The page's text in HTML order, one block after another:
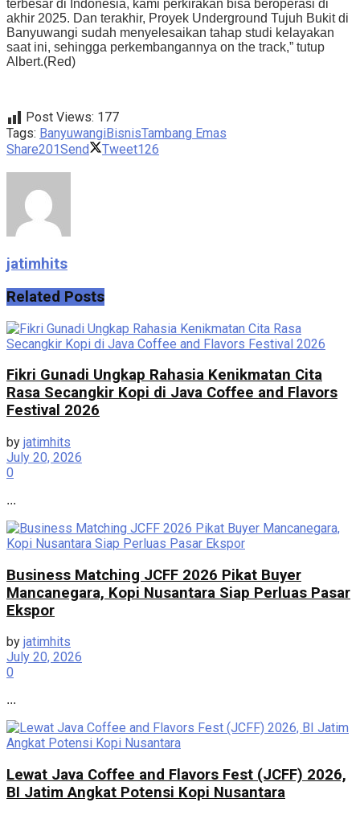
terbesar di Indonesia, kami perkirakan bisa beroperasi di
akhir 2025. Dan terakhir, Proyek Underground Tujuh Bukit di
Banyuwangi sudah menyelesaikan tahap studi kelayakan
saat ini, sehingga perkembangannya on the track,” tutup
Albert.(Red)
Post Views: 177
Tags: BanyuwangiBisnisTambang Emas
Share201Send Tweet126
jatimhits
Related Posts
Fikri Gunadi Ungkap Rahasia Kenikmatan Cita
Rasa Secangkir Kopi di Java Coffee and Flavors
Festival 2026
by jatimhits
July 20, 2026
0
...
Business Matching JCFF 2026 Pikat Buyer
Mancanegara, Kopi Nusantara Siap Perluas Pasar
Ekspor
by jatimhits
July 20, 2026
0
...
Lewat Java Coffee and Flavors Fest (JCFF) 2026,
BI Jatim Angkat Potensi Kopi Nusantara